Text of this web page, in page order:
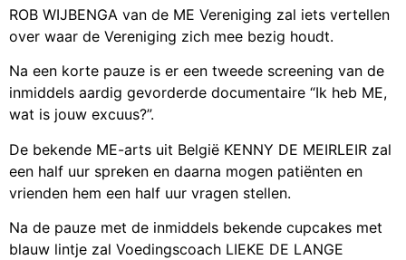
ROB WIJBENGA van de ME Vereniging zal iets vertellen
over waar de Vereniging zich mee bezig houdt.
Na een korte pauze is er een tweede screening van de
inmiddels aardig gevorderde documentaire “Ik heb ME,
wat is jouw excuus?”.
De bekende ME-arts uit België KENNY DE MEIRLEIR zal
een half uur spreken en daarna mogen patiënten en
vrienden hem een half uur vragen stellen.
Na de pauze met de inmiddels bekende cupcakes met
blauw lintje zal Voedingscoach LIEKE DE LANGE